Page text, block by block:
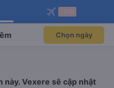
ngay!
viên độc
Mở app
vé máy bay qua
Mở app
Chọn ngày
này. Vexere sẽ cập nhật